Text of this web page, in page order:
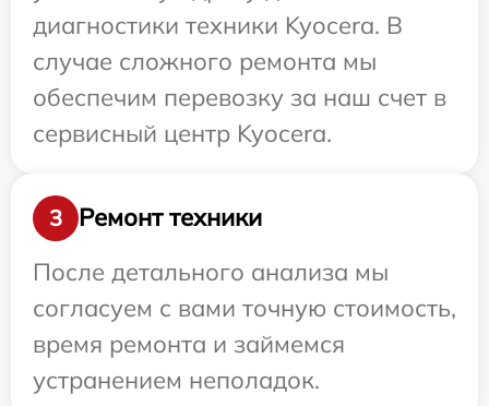
диагностики техники Kyocera. В
случае сложного ремонта мы
обеспечим перевозку за наш счет в
сервисный центр Kyocera.
3
Ремонт техники
После детального анализа мы
согласуем с вами точную стоимость,
время ремонта и займемся
устранением неполадок.